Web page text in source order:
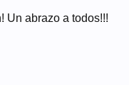
Un abrazo a todos!!!